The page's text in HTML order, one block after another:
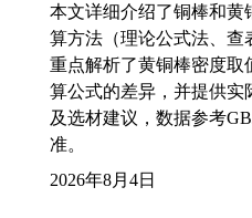
本文详细介绍了铜棒和黄
算方法（理论公式法、查
重点解析了黄铜棒密度取
算公式的差异，并提供实
及选材建议，数据参考
准。
2026年8月4日